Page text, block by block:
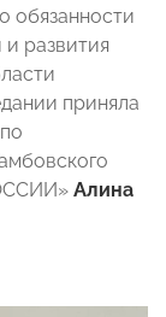
обязанности
развития
приняла
Алина